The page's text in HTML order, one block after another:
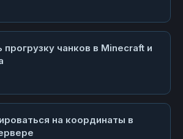
прогрузку чанков в Minecraft и
на координаты в